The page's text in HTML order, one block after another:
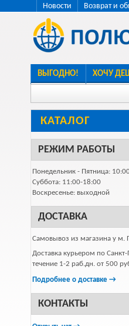
Новости Возврат и
ВЫГОДНО! ХОЧУ
КАТАЛОГ
РЕЖИМ РАБОТЫ
Понедельник - Пятница:
Суббота: 11:00-18:00
Воскресенье: выходной
ДОСТАВКА
Самовывоз из магазина у м.
Доставка курьером по
течение 1-2 раб.дн. от 500
Подробнее о доставке →
КОНТАКТЫ